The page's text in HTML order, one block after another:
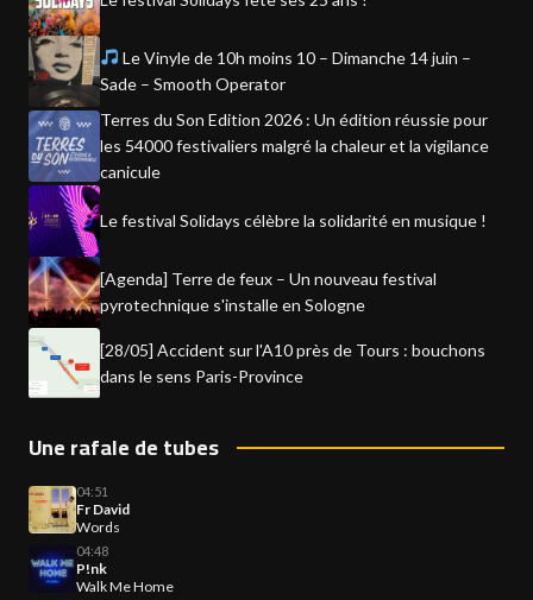
Le Vinyle de 10h moins 10 – Dimanche 14 juin –
Sade – Smooth Operator
Terres du Son Edition 2026 : Un édition réussie pour
les 54000 festivaliers malgré la chaleur et la vigilance
canicule
Le festival Solidays célèbre la solidarité en musique !
[Agenda] Terre de feux – Un nouveau festival
pyrotechnique s'installe en Sologne
[28/05] Accident sur l'A10 près de Tours : bouchons
dans le sens Paris-Province
Une rafale de tubes
04:51
Fr David
Words
04:48
P!nk
Walk Me Home